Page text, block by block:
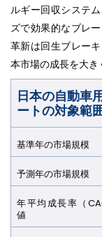
ルギー回収システ
ズで効果的なブレ
革新は回生ブレー
本市場の成長を大き
日本の自動車
ートの対象範
基準年の市場規模
予測年の市場規模
年平均成長率（
値